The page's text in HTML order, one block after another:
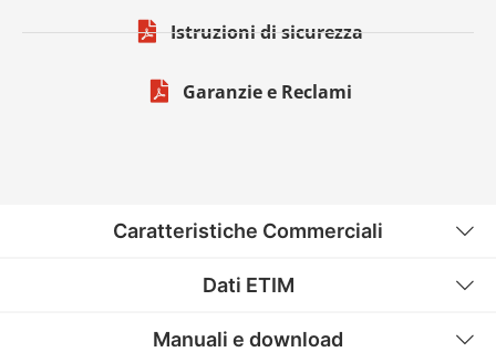
Istruzioni di sicurezza
Garanzie e Reclami
Caratteristiche Commerciali
Dati ETIM
Manuali e download